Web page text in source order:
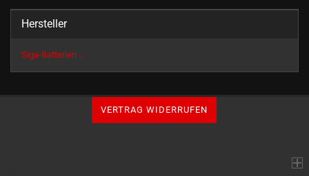
Hersteller
Siga-Batterien ...
VERTRAG WIDERRUFEN